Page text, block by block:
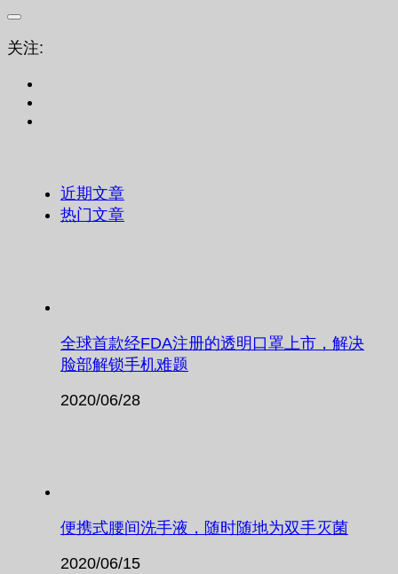
关注:
近期文章
热门文章
全球首款经FDA注册的透明口罩上市，解决
脸部解锁手机难题
2020/06/28
便携式腰间洗手液，随时随地为双手灭菌
2020/06/15